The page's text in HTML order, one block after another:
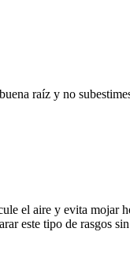
raíz y no
el aire y evita mojar
este tipo de rasgos